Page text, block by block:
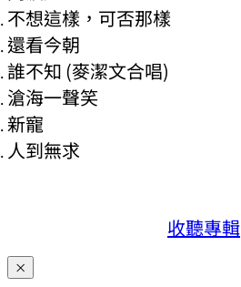
不想這樣，可否那樣
還看今朝
誰不知 (麥潔文合唱)
滄海一聲笑
新寵
人到無求
收聽專輯
×